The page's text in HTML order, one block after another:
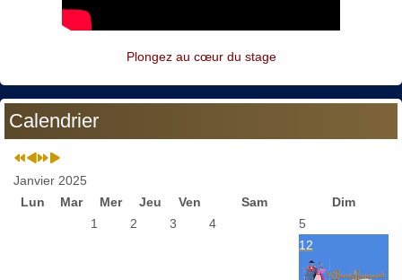
Plongez au cœur du stage
Calendrier
Janvier 2025
Lun
Mar Mer Jeu Ven Sam
Dim
1
2 3 4
5
12